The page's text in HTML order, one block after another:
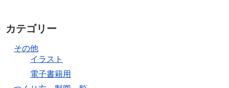
カテゴリー
その他
イラスト
電子書籍用